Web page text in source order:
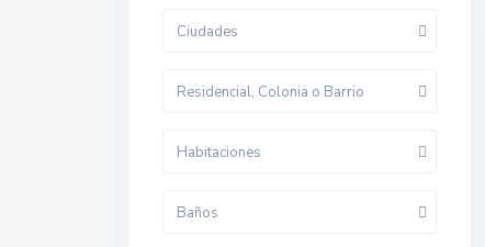
Ciudades
Residencial, Colonia o Barrio
Habitaciones
Baños